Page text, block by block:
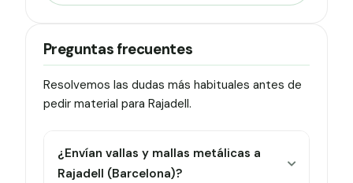
Preguntas frecuentes
Resolvemos las dudas más habituales antes de
pedir material para Rajadell.
¿Envían vallas y mallas metálicas a
Rajadell (Barcelona)?